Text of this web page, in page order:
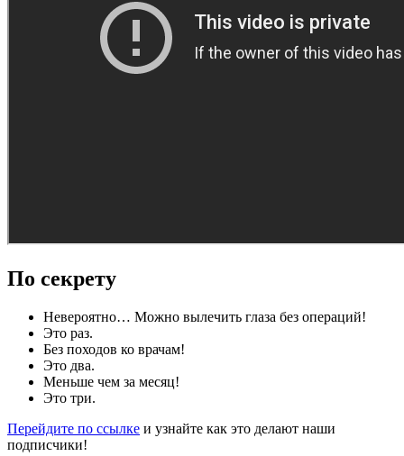
По секрету
Невероятно… Можно вылечить глаза без операций!
Это раз.
Без походов ко врачам!
Это два.
Меньше чем за месяц!
Это три.
Перейдите по ссылке и узнайте как это делают наши
подписчики!